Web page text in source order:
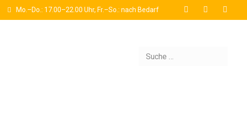
Mo.–Do.: 17.00–22.00 Uhr, Fr.–So.: nach Bedarf